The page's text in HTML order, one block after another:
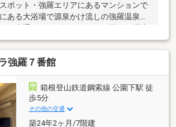
ポット・強羅エリアにあるマンションで
ある大浴場で源泉かけ流しの強羅温泉を
強羅７番館
箱根登山鉄道鋼索線 公園下駅 徒
歩5分
その他の交通
築24年2ヶ月/7階建